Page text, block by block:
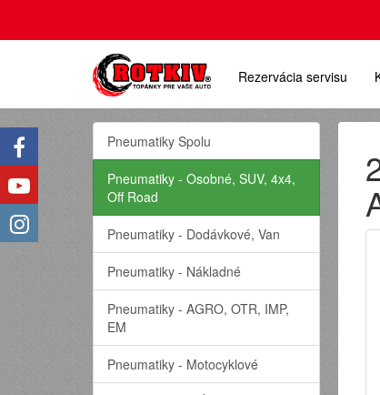
Rezervácia servisu
Pneumatiky Spolu
Pneumatiky - Osobné, SUV, 4x4,
Off Road
Pneumatiky - Dodávkové, Van
Pneumatiky - Nákladné
Pneumatiky - AGRO, OTR, IMP,
EM
Pneumatiky - Motocyklové